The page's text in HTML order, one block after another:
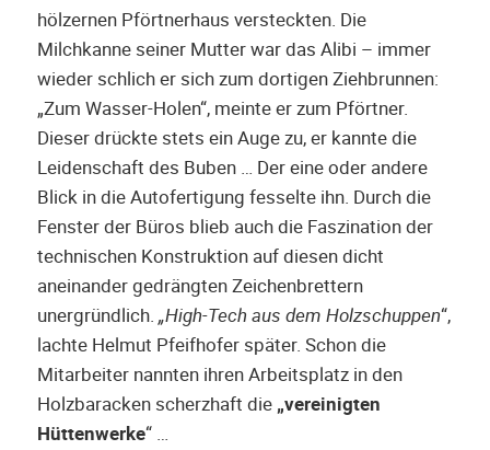
hölzernen Pförtnerhaus versteckten. Die
Milchkanne seiner Mutter war das Alibi – immer
wieder schlich er sich zum dortigen Ziehbrunnen:
„Zum Wasser-Holen“, meinte er zum Pförtner.
Dieser drückte stets ein Auge zu, er kannte die
Leidenschaft des Buben … Der eine oder andere
Blick in die Autofertigung fesselte ihn. Durch die
Fenster der Büros blieb auch die Faszination der
technischen Konstruktion auf diesen dicht
aneinander gedrängten Zeichenbrettern
unergründlich.„High-Tech aus dem Holzschuppen“,
lachte Helmut Pfeifhofer später. Schon die
Mitarbeiter nannten ihren Arbeitsplatz in den
Holzbaracken scherzhaft die „vereinigten
Hüttenwerke“ …